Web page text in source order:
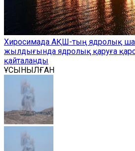
Хиросимада АҚШ-тың ядролық
жылдығында ядролық қаруға
қайталанды
ҰСЫНЫЛҒАН